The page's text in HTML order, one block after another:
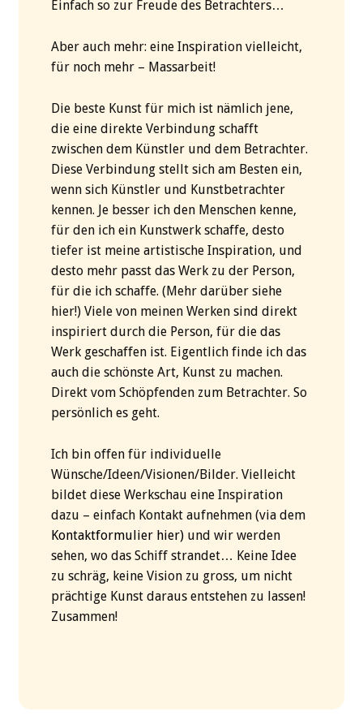
Einfach so zur Freude des Betrachters…
Aber auch mehr: eine Inspiration vielleicht,
für noch mehr – Massarbeit!
Die beste Kunst für mich ist nämlich jene,
die eine direkte Verbindung schafft
zwischen dem Künstler und dem Betrachter.
Diese Verbindung stellt sich am Besten ein,
wenn sich Künstler und Kunstbetrachter
kennen. Je besser ich den Menschen kenne,
für den ich ein Kunstwerk schaffe, desto
tiefer ist meine artistische Inspiration, und
desto mehr passt das Werk zu der Person,
für die ich schaffe. (Mehr darüber siehe
hier!) Viele von meinen Werken sind direkt
inspiriert durch die Person, für die das
Werk geschaffen ist. Eigentlich finde ich das
auch die schönste Art, Kunst zu machen.
Direkt vom Schöpfenden zum Betrachter. So
persönlich es geht.
Ich bin offen für individuelle
Wünsche/Ideen/Visionen/Bilder. Vielleicht
bildet diese Werkschau eine Inspiration
dazu – einfach Kontakt aufnehmen (via dem
Kontaktformulier hier)und wir werden
sehen, wo das Schiff strandet… Keine Idee
zu schräg, keine Vision zu gross, um nicht
prächtige Kunst daraus entstehen zu lassen!
Zusammen!